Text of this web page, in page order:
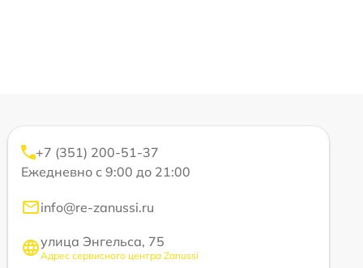
+7 (351) 200-51-37
Ежедневно с 9:00 до 21:00
info@re-zanussi.ru
улица Энгельса, 75
Адрес сервисного центра Zanussi